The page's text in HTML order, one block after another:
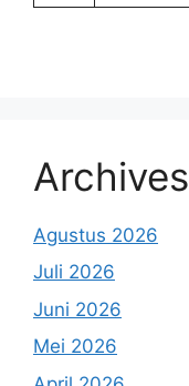
Archives
Agustus 2026
Juli 2026
Juni 2026
Mei 2026